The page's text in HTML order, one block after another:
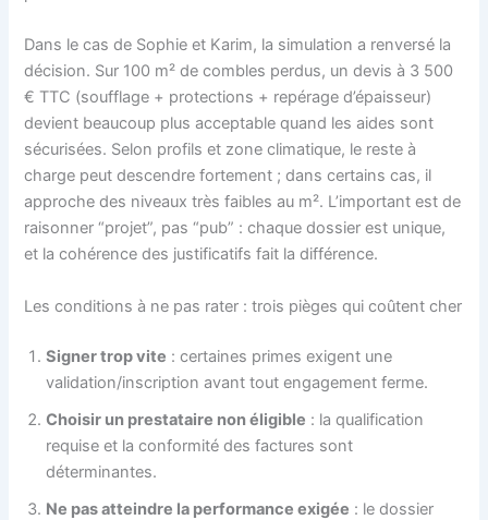
Dans le cas de Sophie et Karim, la simulation a renversé la
décision. Sur 100 m² de combles perdus, un devis à 3 500
€ TTC (soufflage + protections + repérage d’épaisseur)
devient beaucoup plus acceptable quand les aides sont
sécurisées. Selon profils et zone climatique, le reste à
charge peut descendre fortement ; dans certains cas, il
approche des niveaux très faibles au m². L’important est de
raisonner “projet”, pas “pub” : chaque dossier est unique,
et la cohérence des justificatifs fait la différence.
Les conditions à ne pas rater : trois pièges qui coûtent cher
Signer trop vite : certaines primes exigent une
validation/inscription avant tout engagement ferme.
Choisir un prestataire non éligible : la qualification
requise et la conformité des factures sont
déterminantes.
Ne pas atteindre la performance exigée : le dossier